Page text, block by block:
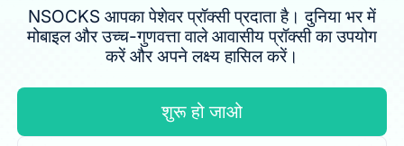
NSOCKS आपका पेशेवर प्रॉक्सी प्रदाता है। दुनिया भर में
मोबाइल और उच्च-गुणवत्ता वाले आवासीय प्रॉक्सी का उपयोग
करें और अपने लक्ष्य हासिल करें।
शुरू हो जाओ